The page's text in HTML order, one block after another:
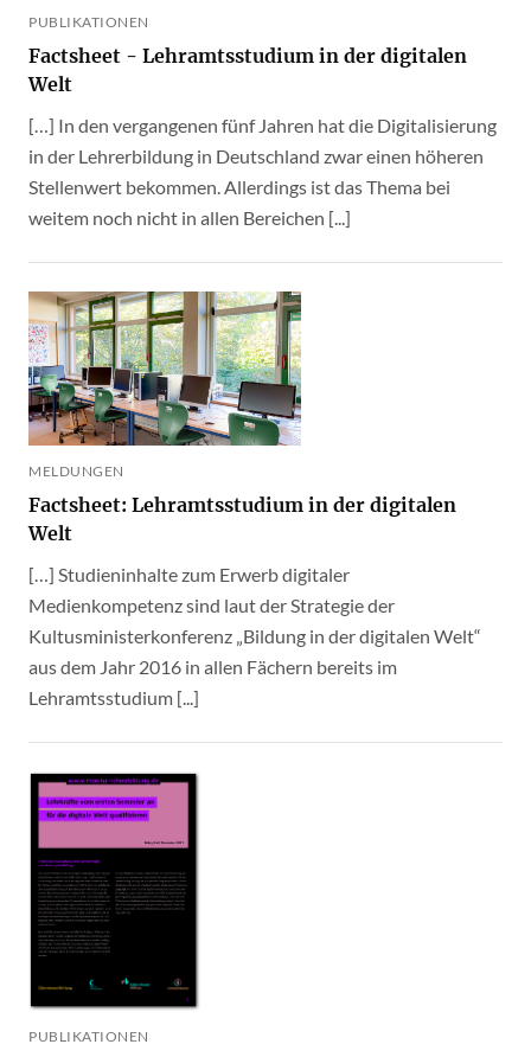
PUBLIKATIONEN
Factsheet - Lehramtsstudium in der digitalen
Welt
[…] In den vergangenen fünf Jahren hat die Digitalisierung
in der Lehrerbildung in Deutschland zwar einen höheren
Stellenwert bekommen. Allerdings ist das Thema bei
weitem noch nicht in allen Bereichen [...]
MELDUNGEN
Factsheet: Lehramtsstudium in der digitalen
Welt
[…] Studieninhalte zum Erwerb digitaler
Medienkompetenz sind laut der Strategie der
Kultusministerkonferenz „Bildung in der digitalen Welt“
aus dem Jahr 2016 in allen Fächern bereits im
Lehramtsstudium [...]
PUBLIKATIONEN